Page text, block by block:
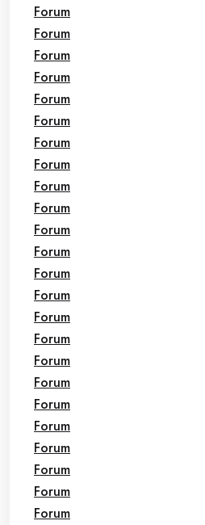
Forum
Forum
Forum
Forum
Forum
Forum
Forum
Forum
Forum
Forum
Forum
Forum
Forum
Forum
Forum
Forum
Forum
Forum
Forum
Forum
Forum
Forum
Forum
Forum